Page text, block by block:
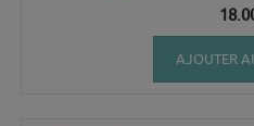
AJOUTER